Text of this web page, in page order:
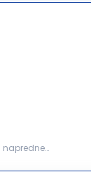
napredne